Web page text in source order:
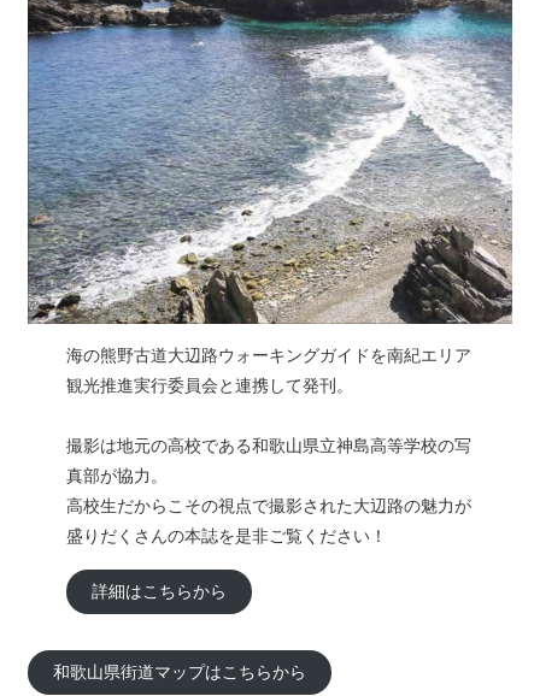
海の熊野古道大辺路ウォーキングガイドを南紀エリア
観光推進実行委員会と連携して発刊。
撮影は地元の高校である和歌山県立神島高等学校の写
真部が協力。
高校生だからこその視点で撮影された大辺路の魅力が
盛りだくさんの本誌を是非ご覧ください！
詳細はこちらから
和歌山県街道マップはこちらから